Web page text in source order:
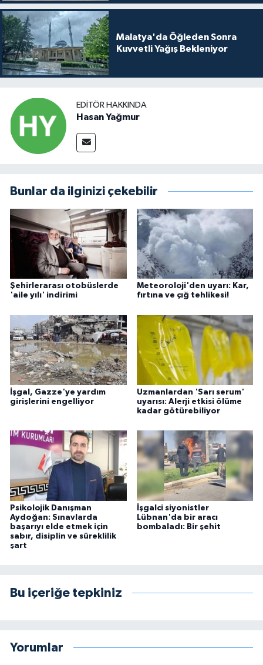
Malatya'da Öğleden Sonra
Kuvvetli Yağış Bekleniyor
EDITÖR HAKKINDA
Hasan Yağmur
Bunlar da ilginizi çekebilir
Şehirlerarası otobüslerde
'aile yılı' indirimi
Meteoroloji'den uyarı: Kar,
fırtına ve çığ tehlikesi!
İşgal, Gazze'ye yardım
girişlerini engelliyor
Uzmanlardan 'Sarı serum'
uyarısı: Alerji etkisi ölüme
kadar götürebiliyor
Psikolojik Danışman
Aydoğan: Sınavlarda
başarıyı elde etmek için
sabır, disiplin ve süreklilik
şart
İşgalci siyonistler
Lübnan'da bir aracı
bombaladı: Bir şehit
Bu içeriğe tepkiniz
Yorumlar